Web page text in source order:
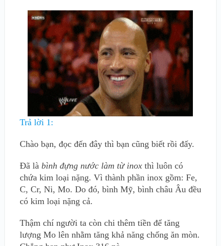
Trả lời 1:
Chào bạn, đọc đến đây thì bạn cũng biết rồi đấy.
Đã là bình đựng nước làm từ inoxthì luôn có
chứa kim loại nặng. Vì thành phần inox gồm: Fe,
C, Cr, Ni, Mo. Do đó, bình Mỹ, bình châu Âu đều
có kim loại nặng cả.
Thậm chí người ta còn chi thêm tiền để tăng
lượng Mo lên nhằm tăng khả năng chống ăn mòn.